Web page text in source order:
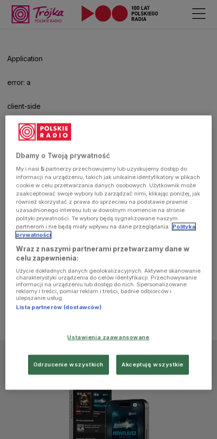
Application
error: a
client-side
exception
has
occurred
(see the
browser
console for
more
information)
aby
odtwarzać.
Dbamy o Twoją prywatność
My i nasi5 partnerzy przechowujemy lub uzyskujemy dostęp do
informacji na urządzeniu, takich jak unikalne identyfikatory w plikach
cookie w celu przetwarzania danych osobowych. Użytkownik może
zaakceptować swoje wybory lub zarządzać nimi, klikając poniżej, jak
również skorzystać z prawa do sprzeciwu na podstawie prawnie
uzasadnionego interesu lub w dowolnym momencie na stronie
polityki prywatności. Te wybory będą sygnalizowane naszym
partnerom i nie będą miały wpływu na dane przeglądania. Polityka
prywatności
Wraz z naszymi partnerami przetwarzamy dane w
celu zapewnienia:
Użycie dokładnych danych geolokalizacyjnych. Aktywne skanowanie
charakterystyki urządzenia do celów identyfikacji. Przechowywanie
informacji na urządzeniu lub dostęp do nich. Spersonalizowane
reklamy i treści, pomiar reklam i treści, badnie odbiorców i
ulepszanie usług.
Lista partnerów (dostawców)
Ustawienia zaawansowane
Odrzucenie wszystkich Akceptuję wszystkie